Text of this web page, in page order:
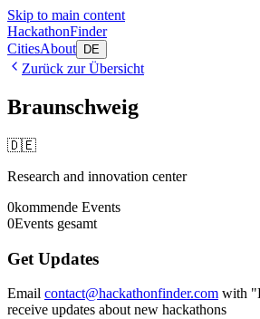
Skip to main content
HackathonFinder
CitiesAbout DE
Zurück zur Übersicht
Braunschweig
🇩🇪
Research and innovation center
0kommende Events
0Events gesamt
Get Updates
Email contact@hackathonfinder.com with "
receive updates about new hackathons